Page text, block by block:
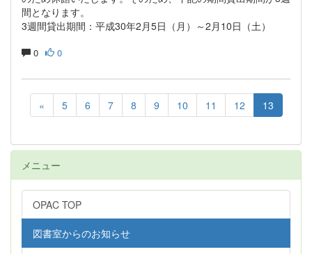
間となります。
3週間貸出期間：平成30年2月5日（月）～2月10日（土）
0 0
« 5 6 7 8 9 10 11 12 13
メニュー
OPAC TOP
図書室からのお知らせ